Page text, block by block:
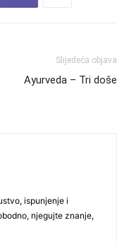
Slijedeća objava
Ayurveda – Tri doše
ispunjenje i
njegujte znanje,